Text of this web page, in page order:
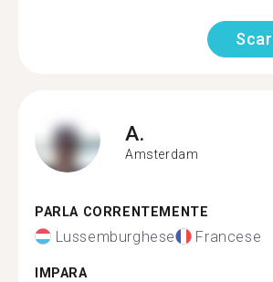
A.
Amsterdam
PARLA CORRENTEMENTE
Lussemburghese Francese
IMPARA